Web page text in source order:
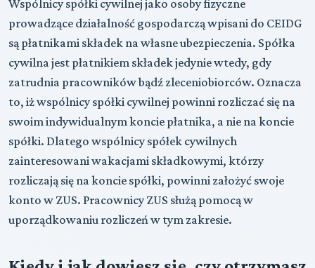
Wspólnicy spółki cywilnej jako osoby fizyczne
prowadzące działalność gospodarczą wpisani do CEIDG
są płatnikami składek na własne ubezpieczenia. Spółka
cywilna jest płatnikiem składek jedynie wtedy, gdy
zatrudnia pracowników bądź zleceniobiorców. Oznacza
to, iż wspólnicy spółki cywilnej powinni rozliczać się na
swoim indywidualnym koncie płatnika, a nie na koncie
spółki. Dlatego wspólnicy spółek cywilnych
zainteresowani wakacjami składkowymi, którzy
rozliczają się na koncie spółki, powinni założyć swoje
konto w ZUS. Pracownicy ZUS służą pomocą w
uporządkowaniu rozliczeń w tym zakresie.